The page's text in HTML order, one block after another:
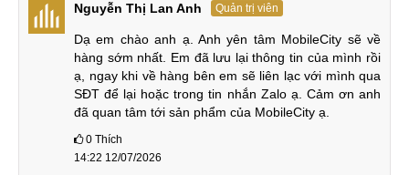
So sánh iQOO Z10 Turbo Plus cũ vs iQOO Z9 Turbo Plus
mới
Không chỉ vây, iQOO Z10 Turbo Plus cũng tích hợp sạc 90W
80W cho pin 6400mAh của Z9.
Nguyễn Thị Lan Anh Quản trị viên
Dạ em chào anh ạ. Anh yên tâm MobileCity sẽ về
hàng sớm nhất. Em đã lưu lại thông tin của mình rồi
ạ, ngay khi về hàng bên em sẽ liên lạc với mình qua
SĐT để lại hoặc trong tin nhắn Zalo ạ. Cảm ơn anh
đã quan tâm tới sản phẩm của MobileCity ạ.
0 Thích
14:22 12/07/2026